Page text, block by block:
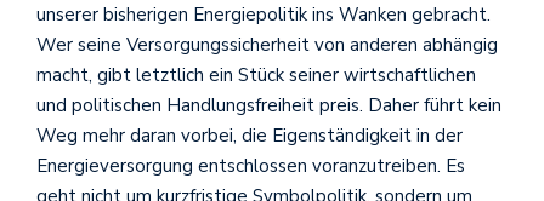
unserer bisherigen Energiepolitik ins Wanken gebracht.
Wer seine Versorgungssicherheit von anderen abhängig
macht, gibt letztlich ein Stück seiner wirtschaftlichen
und politischen Handlungsfreiheit preis. Daher führt kein
Weg mehr daran vorbei, die Eigenständigkeit in der
Energieversorgung entschlossen voranzutreiben. Es